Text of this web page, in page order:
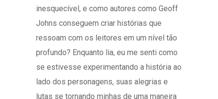
inesquecível, e como autores como Geoff
Johns conseguem criar histórias que
ressoam com os leitores em um nível tão
profundo? Enquanto lia, eu me senti como
se estivesse experimentando a história ao
lado dos personagens, suas alegrias e
lutas se tornando minhas de uma maneira